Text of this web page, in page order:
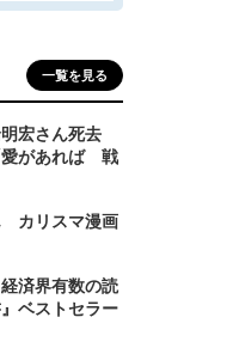
一覧を見る
明宏さん死去
愛があれば 戦
カリスマ漫画
済界有数の読
ベストセラー